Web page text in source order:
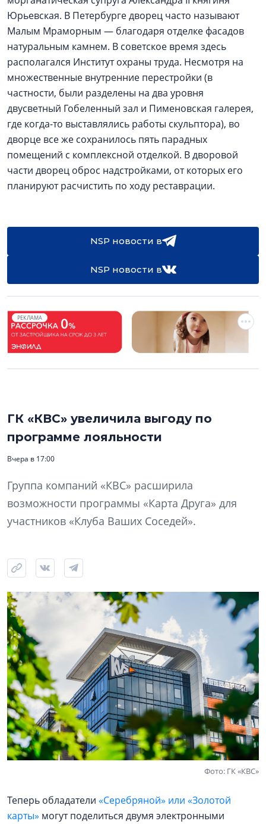
Юрьевская. В Петербурге дворец часто называют
Малым Мраморным — благодаря отделке фасадов
натуральным камнем. В советское время здесь
располагался Институт охраны труда. Несмотря на
множественные внутренние перестройки (в
частности, были разделены на два уровня
двусветный Гобеленный зал и Пименовская галерея,
где когда-то выставлялись работы скульптора), во
дворце все же сохранилось пять парадных
помещений с комплексной отделкой. В дворовой
части дворец оброс надстройками, от которых его
планируют расчистить по ходу реставрации.
NSP новости в
NSP новости в
РЕКЛАМА
ГК «КВС» увеличила выгоду по
программе лояльности
Вчера в 17:00
Группа компаний «КВС» расширила
возможности программы «Карта Друга» для
участников «Клуба Ваших Соседей».
Фото: ГК «КВС»
Теперь обладатели «Серебряной» или «Золотой
карты» могут поделиться двумя электронными